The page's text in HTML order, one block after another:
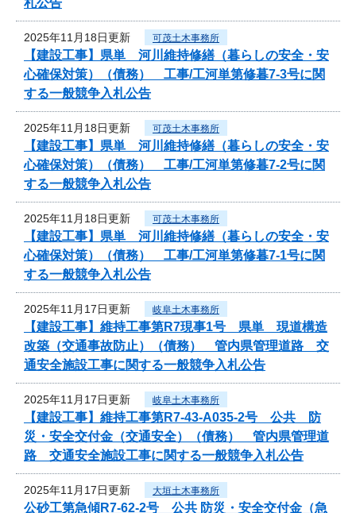
2025年11月18日更新 可茂土木事務所
【建設工事】県単 河川維持修繕（暮らしの安全・安
心確保対策）（債務） 工事/工河単第修暮7-3号に関
する一般競争入札公告
2025年11月18日更新 可茂土木事務所
【建設工事】県単 河川維持修繕（暮らしの安全・安
心確保対策）（債務） 工事/工河単第修暮7-2号に関
する一般競争入札公告
2025年11月18日更新 可茂土木事務所
【建設工事】県単 河川維持修繕（暮らしの安全・安
心確保対策）（債務） 工事/工河単第修暮7-1号に関
する一般競争入札公告
2025年11月17日更新 岐阜土木事務所
【建設工事】維持工事第R7現事1号 県単 現道構造
改築（交通事故防止）（債務） 管内県管理道路 交
通安全施設工事に関する一般競争入札公告
2025年11月17日更新 岐阜土木事務所
【建設工事】維持工事第R7-43-A035-2号 公共 防
災・安全交付金（交通安全）（債務） 管内県管理道
路 交通安全施設工事に関する一般競争入札公告
2025年11月17日更新 大垣土木事務所
公砂工第急傾R7-62-2号 公共 防災・安全交付金（急